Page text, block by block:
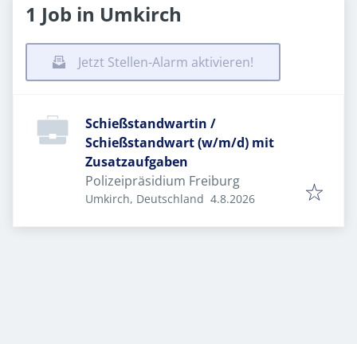
1 Job in Umkirch
Jetzt Stellen-Alarm aktivieren!
Schießstandwartin /
Schießstandwart (w/m/d) mit
Zusatzaufgaben
Polizeipräsidium Freiburg
Umkirch, Deutschland Veröffentlicht
4.8.2026